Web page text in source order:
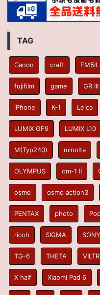
TAG
Canon craft EM5II
fujifilm game GR III
iPhone K-1 Leica
LUMIX GF9 LUMIX L10
M(Typ240) minolta
OLYMPUS om-1 II
osmo osmo action3
PENTAX photo
ricoh SIGMA SONY
TG-6 THETA
X half Xiaomi Pad 6